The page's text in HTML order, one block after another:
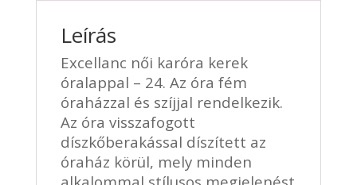
Leírás
Excellanc női karóra kerek
óralappal – 24. Az óra fém
óraházzal és szíjjal rendelkezik.
Az óra visszafogott
díszkőberakással díszített az
óraház körül, mely minden